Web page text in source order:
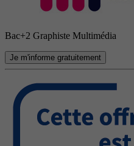
Bac+2 Graphiste Multimédia
Je m'informe gratuitement